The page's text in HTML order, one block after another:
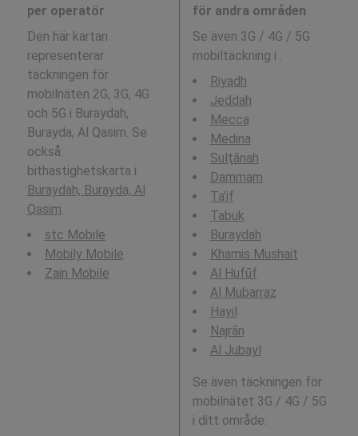
per operatör
Den här kartan
representerar
täckningen för
mobilnäten 2G, 3G, 4G
och 5G i Buraydah,
Burayda, Al Qasim. Se
också:
bithastighetskarta i
Buraydah, Burayda, Al
Qasim
stc Mobile
Mobily Mobile
Zain Mobile
för andra områden
Se även 3G / 4G / 5G
mobiltäckning i :
Riyadh
Jeddah
Mecca
Medina
Sulţānah
Dammam
Ta’if
Tabuk
Buraydah
Khamis Mushait
Al Hufūf
Al Mubarraz
Hayil
Najrān
Al Jubayl
Se även täckningen för
mobilnätet 3G / 4G / 5G
i ditt område: